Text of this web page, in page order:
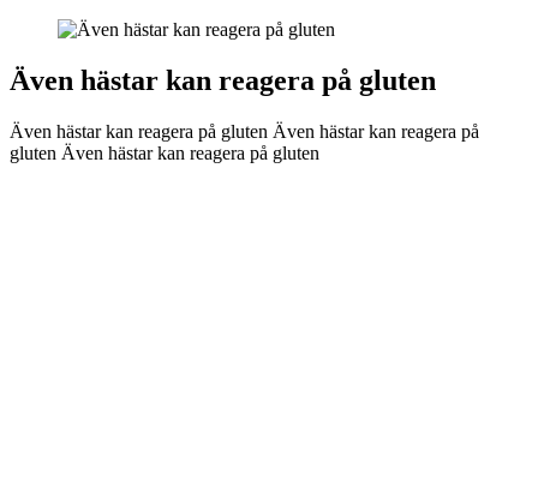
Även hästar kan reagera på gluten
Även hästar kan reagera på gluten Även hästar kan reagera på
gluten Även hästar kan reagera på gluten